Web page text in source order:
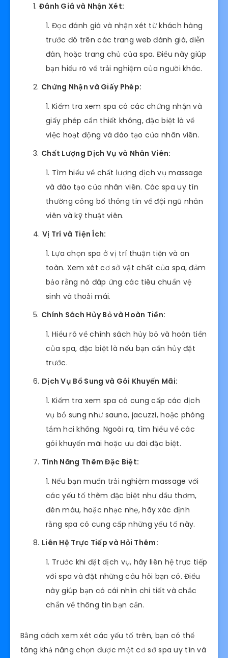
Đánh Giá và Nhận Xét:
Đọc đánh giá và nhận xét từ khách hàng
trước đó trên các trang web đánh giá, diễn
đàn, hoặc trang chủ của spa. Điều này giúp
bạn hiểu rõ về trải nghiệm của người khác.
Chứng Nhận và Giấy Phép:
Kiểm tra xem spa có các chứng nhận và
giấy phép cần thiết không, đặc biệt là về
việc hoạt động và đào tạo của nhân viên.
Chất Lượng Dịch Vụ và Nhân Viên:
Tìm hiểu về chất lượng dịch vụ massage
và đào tạo của nhân viên. Các spa uy tín
thường công bố thông tin về đội ngũ nhân
viên và kỹ thuật viên.
Vị Trí và Tiện Ích:
Lựa chọn spa ở vị trí thuận tiện và an
toàn. Xem xét cơ sở vật chất của spa, đảm
bảo rằng nó đáp ứng các tiêu chuẩn vệ
sinh và thoải mái.
Chính Sách Hủy Bỏ và Hoàn Tiền:
Hiểu rõ về chính sách hủy bỏ và hoàn tiền
của spa, đặc biệt là nếu bạn cần hủy đặt
trước.
Dịch Vụ Bổ Sung và Gói Khuyến Mãi:
Kiểm tra xem spa có cung cấp các dịch
vụ bổ sung như sauna, jacuzzi, hoặc phòng
tắm hơi không. Ngoài ra, tìm hiểu về các
gói khuyến mãi hoặc ưu đãi đặc biệt.
Tính Năng Thêm Đặc Biệt:
Nếu bạn muốn trải nghiệm massage với
các yếu tố thêm đặc biệt như dầu thơm,
đèn màu, hoặc nhạc nhẹ, hãy xác định
rằng spa có cung cấp những yếu tố này.
Liên Hệ Trực Tiếp và Hỏi Thêm:
Trước khi đặt dịch vụ, hãy liên hệ trực tiếp
với spa và đặt những câu hỏi bạn có. Điều
này giúp bạn có cái nhìn chi tiết và chắc
chắn về thông tin bạn cần.
Bằng cách xem xét các yếu tố trên, bạn có thể
tăng khả năng chọn được một cơ sở spa uy tín và